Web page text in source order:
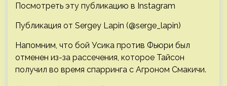
Посмотреть эту публикацию в Instagram
Публикация от Sergey Lapin (@serge_lapin)
Напомним, что бой Усика против Фьюри был
отменен из-за рассечения, которое Тайсон
получил во время спарринга с Агроном Смакичи.